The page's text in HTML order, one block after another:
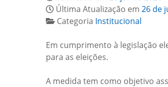
Última Atualização em 26 de
Categoria Institucional
Em cumprimento à legislação
para as eleições.
A medida tem como objetivo